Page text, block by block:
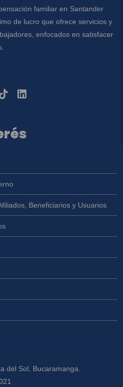
familiar en Santander
de lucro que ofrece servicios y
enfocados en satisfacer
Beneficiarios y Usuarios
del Sol, Bucaramanga.